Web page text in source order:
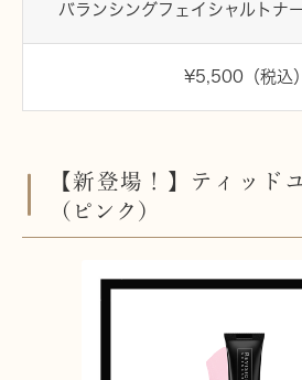
バランシングフェイシャルトナ
¥5,500（税込）
【新登場！】ティッド
（ピンク）